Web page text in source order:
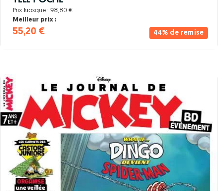
44% de remise
Prix kiosque : 98,80 €
Meilleur prix :
55,20 €